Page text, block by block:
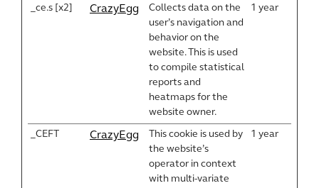
_ce.s [x2] CrazyEgg
Collects data on the
user’s navigation and
behavior on the
website. This is used
to compile statistical
reports and
heatmaps for the
website owner.
1 year
_CEFT CrazyEgg
This cookie is used by
the website’s
operator in context
with multi-variate
1 year